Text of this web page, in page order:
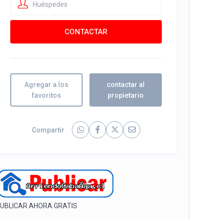
Huéspedes
Agregar a los
favoritos
contactar al
propietario
Compartir
AHORA GRATIS